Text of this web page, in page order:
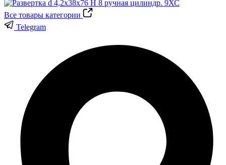
Все товары категории
Telegram